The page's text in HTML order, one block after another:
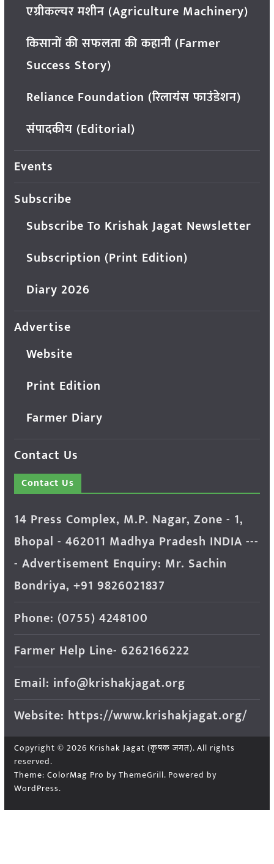
एग्रीकल्चर मशीन (Agriculture Machinery)
किसानों की सफलता की कहानी (Farmer
Success Story)
Reliance Foundation (रिलायंस फाउंडेशन)
संपादकीय (Editorial)
Events
Subscribe
Subscribe To Krishak Jagat Newsletter
Subscription (Print Edition)
Diary 2026
Advertise
Website
Print Edition
Farmer Diary
Contact Us
Contact Us
14 Press Complex, M.P. Nagar, Zone - 1,
Bhopal - 462011 Madhya Pradesh INDIA ---
- Advertisement Enquiry: Mr. Sachin
Bondriya, +91 9826021837
Phone: (0755) 4248100
Farmer Help Line- 6262166222
Email: info@krishakjagat.org
Website: https://www.krishakjagat.org/
Copyright © 2026 Krishak Jagat (कृषक जगत). All rights
reserved.
Theme: ColorMag Pro by ThemeGrill. Powered by
WordPress.